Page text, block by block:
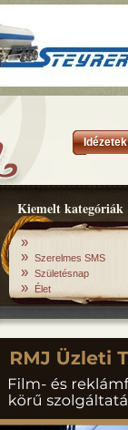
Idézetek
Kiemelt kategóriák
»
» Szerelmes SMS
» Születésnap
» Élet